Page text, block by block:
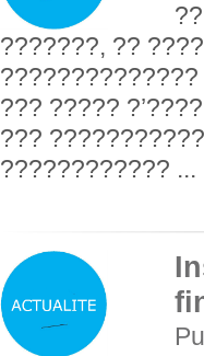
???????, ??
??? ?????
???
???????????? ...